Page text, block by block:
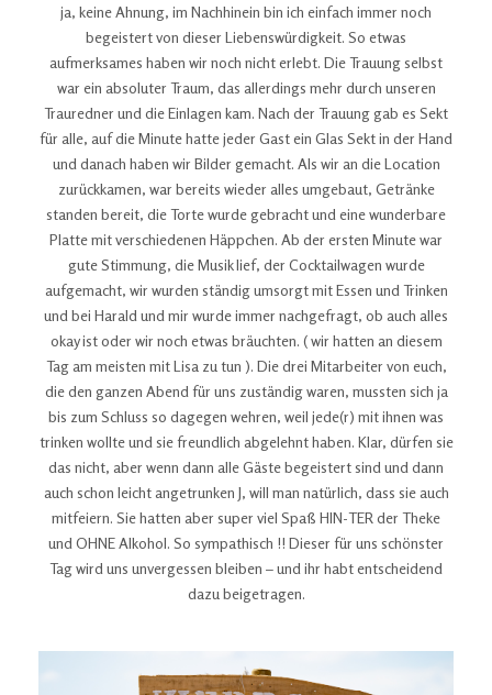
ja, keine Ahnung, im Nachhinein bin ich einfach immer noch
begeistert von dieser Liebenswürdigkeit. So etwas
aufmerksames haben wir noch nicht erlebt. Die Trauung selbst
war ein absoluter Traum, das allerdings mehr durch unseren
Trauredner und die Einlagen kam. Nach der Trauung gab es Sekt
für alle, auf die Minute hatte jeder Gast ein Glas Sekt in der Hand
und danach haben wir Bilder gemacht. Als wir an die Location
zurückkamen, war bereits wieder alles umgebaut, Getränke
standen bereit, die Torte wurde gebracht und eine wunderbare
Platte mit verschiedenen Häppchen. Ab der ersten Minute war
gute Stimmung, die Musik lief, der Cocktailwagen wurde
aufgemacht, wir wurden ständig umsorgt mit Essen und Trinken
und bei Harald und mir wurde immer nachgefragt, ob auch alles
okay ist oder wir noch etwas bräuchten. ( wir hatten an diesem
Tag am meisten mit Lisa zu tun ). Die drei Mitarbeiter von euch,
die den ganzen Abend für uns zuständig waren, mussten sich ja
bis zum Schluss so dagegen wehren, weil jede(r) mit ihnen was
trinken wollte und sie freundlich abgelehnt haben. Klar, dürfen sie
das nicht, aber wenn dann alle Gäste begeistert sind und dann
auch schon leicht angetrunken J, will man natürlich, dass sie auch
mitfeiern. Sie hatten aber super viel Spaß HIN-TER der Theke
und OHNE Alkohol. So sympathisch !! Dieser für uns schönster
Tag wird uns unvergessen bleiben – und ihr habt entscheidend
dazu beigetragen.